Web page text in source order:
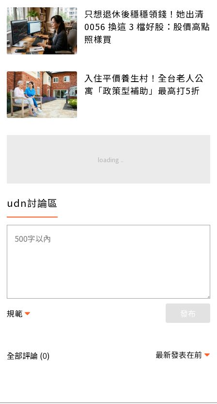
只想退休後穩穩領錢！她出清
0056 換這 3 檔好股：股價高點
照樣買
入住平價養生村！全台老人公
寓「政策型補助」最高打5折
udn討論區
規範 發布
全部評論 (0) 最新發表在前